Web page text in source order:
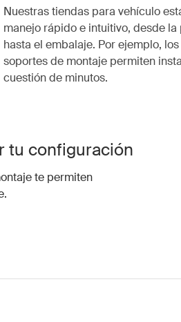
Nuestras tiendas para vehículo
manejo rápido e intuitivo, desde
hasta el embalaje. Por ejemplo,
soportes de montaje permiten
cuestión de minutos.
tu configuración
te permiten